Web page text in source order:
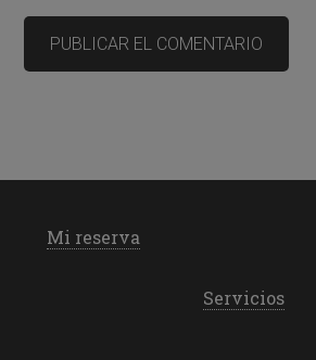
Mi reserva
Servicios